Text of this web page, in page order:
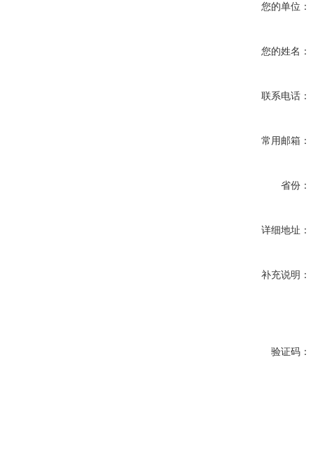
您的单位：
您的姓名：
联系电话：
常用邮箱：
省份：
详细地址：
补充说明：
验证码：